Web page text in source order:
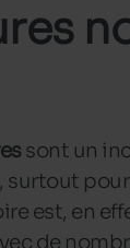
sont un
surtout
est, en
de